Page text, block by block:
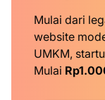
Mulai dari
website
UMKM,
Mulai